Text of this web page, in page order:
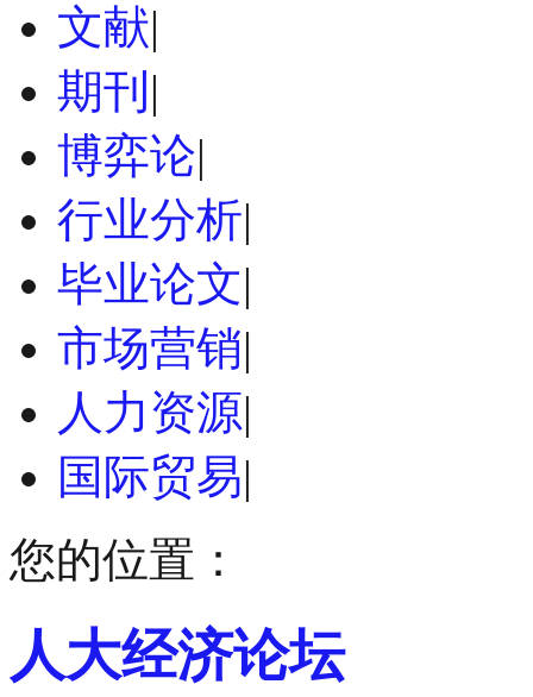
文献|
期刊 |
博弈论|
行业分析|
毕业论文|
市场营销|
人力资源|
国际贸易|
您的位置：
人大经济论坛